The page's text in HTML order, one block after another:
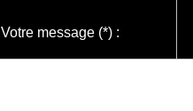
Votre message (*):